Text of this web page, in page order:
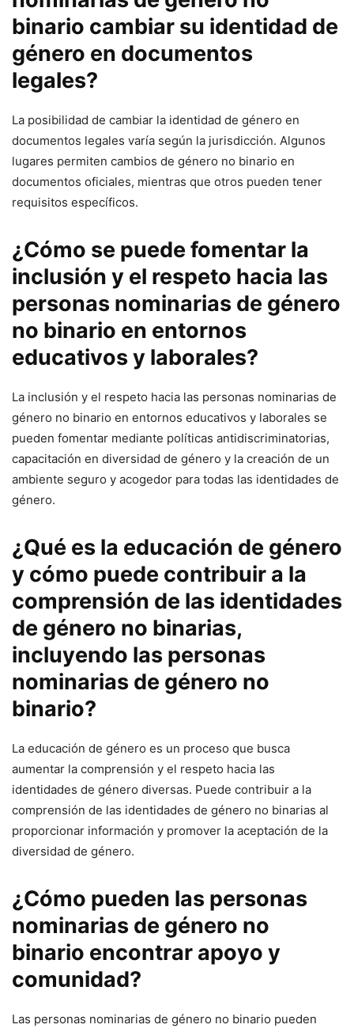
binario cambiar su identidad de
género en documentos
legales?
La posibilidad de cambiar la identidad de género en
documentos legales varía según la jurisdicción. Algunos
lugares permiten cambios de género no binario en
documentos oficiales, mientras que otros pueden tener
requisitos específicos.
¿Cómo se puede fomentar la
inclusión y el respeto hacia las
personas nominarias de género
no binario en entornos
educativos y laborales?
La inclusión y el respeto hacia las personas nominarias de
género no binario en entornos educativos y laborales se
pueden fomentar mediante políticas antidiscriminatorias,
capacitación en diversidad de género y la creación de un
ambiente seguro y acogedor para todas las identidades de
género.
¿Qué es la educación de género
y cómo puede contribuir a la
comprensión de las identidades
de género no binarias,
incluyendo las personas
nominarias de género no
binario?
La educación de género es un proceso que busca
aumentar la comprensión y el respeto hacia las
identidades de género diversas. Puede contribuir a la
comprensión de las identidades de género no binarias al
proporcionar información y promover la aceptación de la
diversidad de género.
¿Cómo pueden las personas
nominarias de género no
binario encontrar apoyo y
comunidad?
Las personas nominarias de género no binario pueden